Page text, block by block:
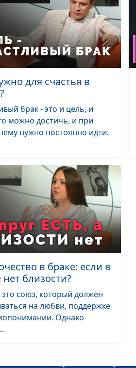
для счастья в
брак - это и цель, и
можно достичь, и при
нужно постоянно идти.
в браке: если в
близости?
союз, который должен
на любви, поддержке
Однако